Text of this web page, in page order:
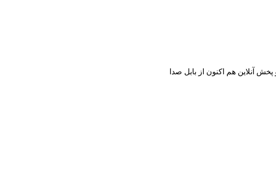
آنلاین هم اکنون از بابل صدا